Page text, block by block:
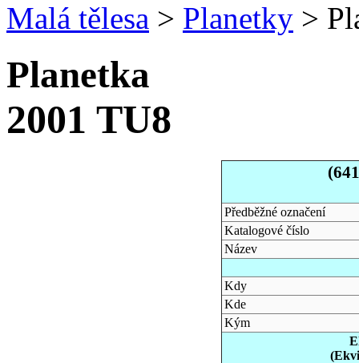
Malá tělesa > Planetky >
Planetka
2001 TU8
Předběžné označení
Katalogové číslo
Název
Kdy
Kde
Kým